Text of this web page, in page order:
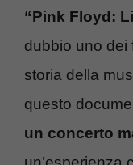
“Pink Floyd:
dubbio uno dei
storia della
questo
un concerto